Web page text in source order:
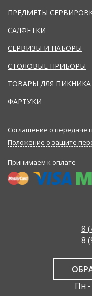
ПРЕДМЕТЫ
САЛФЕТКИ
СЕРВИЗЫ И НАБОРЫ
СТОЛОВЫЕ ПРИБОРЫ
ТОВАРЫ ДЛЯ ПИКНИКА
ФАРТУКИ
Соглашение о передаче
Положение о защите
Принимаем к оплате
8
8
Пн -